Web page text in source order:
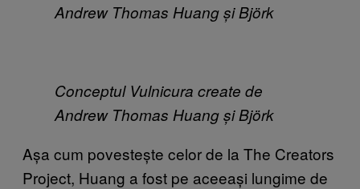
Andrew Thomas Huang și Björk
Conceptul Vulnicura create de
Andrew Thomas Huang și Björk
Așa cum povestește celor de la The Creators
Project, Huang a fost pe aceeași lungime de